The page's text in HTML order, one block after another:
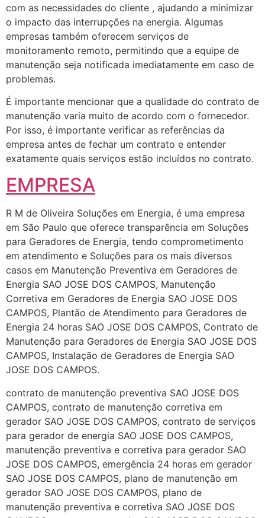
com as necessidades do cliente , ajudando a minimizar
o impacto das interrupções na energia. Algumas
empresas também oferecem serviços de
monitoramento remoto, permitindo que a equipe de
manutenção seja notificada imediatamente em caso de
problemas.
É importante mencionar que a qualidade do contrato de
manutenção varia muito de acordo com o fornecedor.
Por isso, é importante verificar as referências da
empresa antes de fechar um contrato e entender
exatamente quais serviços estão incluídos no contrato.
EMPRESA
R M de Oliveira Soluções em Energia, é uma empresa
em São Paulo que oferece transparência em Soluções
para Geradores de Energia, tendo comprometimento
em atendimento e Soluções para os mais diversos
casos em Manutenção Preventiva em Geradores de
Energia SAO JOSE DOS CAMPOS, Manutenção
Corretiva em Geradores de Energia SAO JOSE DOS
CAMPOS, Plantão de Atendimento para Geradores de
Energia 24 horas SAO JOSE DOS CAMPOS, Contrato de
Manutenção para Geradores de Energia SAO JOSE DOS
CAMPOS, Instalação de Geradores de Energia SAO
JOSE DOS CAMPOS.
contrato de manutenção preventiva SAO JOSE DOS
CAMPOS, contrato de manutenção corretiva em
gerador SAO JOSE DOS CAMPOS, contrato de serviços
para gerador de energia SAO JOSE DOS CAMPOS,
manutenção preventiva e corretiva para gerador SAO
JOSE DOS CAMPOS, emergência 24 horas em gerador
SAO JOSE DOS CAMPOS, plano de manutenção em
gerador SAO JOSE DOS CAMPOS, plano de
manutenção preventiva e corretiva SAO JOSE DOS